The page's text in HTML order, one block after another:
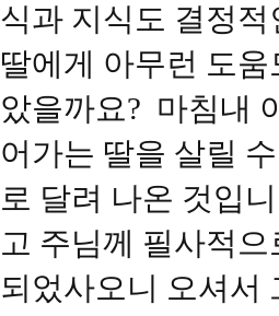
식과 지식도 결정
딸에게 아무런 도
았을까요? 마침내
어가는 딸을 살릴
로 달려 나온 것입
고 주님께 필사적
되었사오니 오셔서